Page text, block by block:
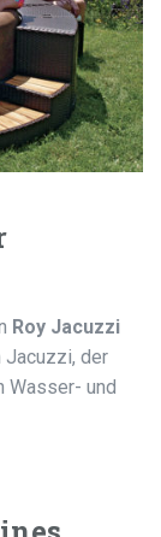
Roy Jacuzzi
Jacuzzi, der
Wasser- und